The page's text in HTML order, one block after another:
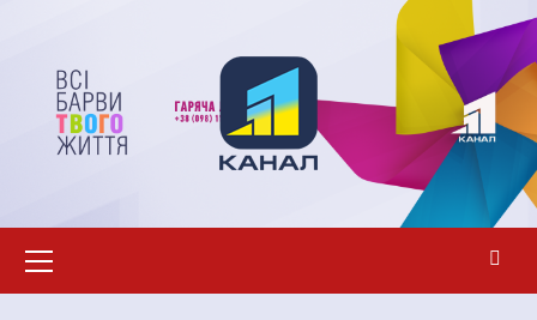
вмісту
меню